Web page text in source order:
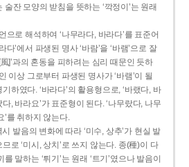
잔 모양의 받침을 뜻하는 ‘깍정이’는 원래
으로 해석하여 ‘나무라다, 바라다’를 표준어
다’에서 파생된 명사 ‘바람’을 ‘바램’으로 잘
]’과의 혼동을 피하려는 심리 때문인 듯하
이상 그로부터 파생된 명사가 ‘바램’이 될
하였다. ‘바라다’의 활용형으로, ‘바랬다, 바
, 바라요’가 표준형이 된다. ‘나무랐다, 나무
’를 취하지 않는다.
발음의 변화에 따라 ‘미수, 상추’가 현실 발
로 ‘미시, 상치’로 쓰지 않는다. 종(種)이 다
말하는 ‘튀기’는 원래 ‘트기’였으나 발음이